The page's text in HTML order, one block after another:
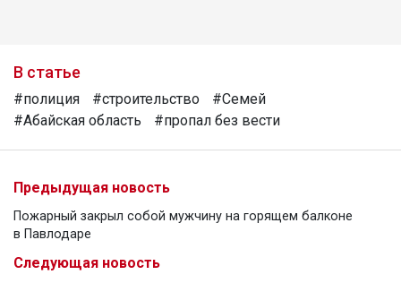
В статье
#полиция #строительство
#Семей
#Абайская область
#пропал без вести
Предыдущая новость
Пожарный закрыл собой мужчину на горящем балконе
в Павлодаре
Следующая новость